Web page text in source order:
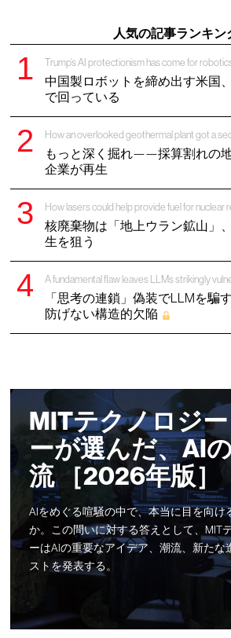
人気の記事ランキン
Trump’s AI protectionism has come for
中国製ロボットを締め出す米国
で回っている
How an overlooked geothermal plant got a
もっと深く掘れ——採算割れの
企業が再生
How lasers could help provide fuel for nuclear
核廃棄物は「地上ウラン鉱山」
生を狙う
A fundamental flaw leaves LLMs strikingly
「思考の連鎖」偽装でLLMを騙
防げない構造的欠陥
MITテクノロジ
ーが選んだ、AI
流 ［2026年版］
AIをめぐる喧騒の中で、本当に目を向け
か。この問いに対する答えとして、MIT
ーはAIの重要なアイデア、潮流、新たな
ストを発表する。